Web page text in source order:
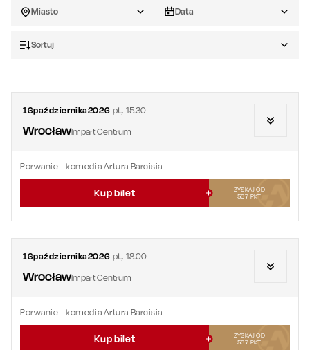
Miasto Data
Sortuj
16października2026 pt.,15.30
WrocławImpart Centrum
Porwanie - komedia Artura Barcisia
Kup bilet
ZYSKAJ OD
537 PKT
16października2026 pt.,18.00
WrocławImpart Centrum
Porwanie - komedia Artura Barcisia
Kup bilet
ZYSKAJ OD
537 PKT